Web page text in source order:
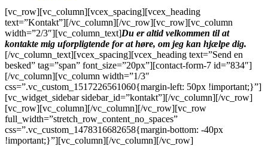
[vc_row][vc_column][vcex_spacing][vcex_heading
text=”Kontakt”][/vc_column][/vc_row][vc_row][vc_column
width=”2/3″][vc_column_text]Du er altid velkommen til at
kontakte mig uforpligtende for at høre, om jeg kan hjælpe dig.
[/vc_column_text][vcex_spacing][vcex_heading text=”Send en
besked” tag=”span” font_size=”20px”][contact-form-7 id=”834″]
[/vc_column][vc_column width=”1/3″
css=”.vc_custom_1517226561060{margin-left: 50px !important;}”]
[vc_widget_sidebar sidebar_id=”kontakt”][/vc_column][/vc_row]
[vc_row][vc_column][/vc_column][/vc_row][vc_row
full_width=”stretch_row_content_no_spaces”
css=”.vc_custom_1478316682658{margin-bottom: -40px
!important;}”][vc_column][/vc_column][/vc_row]